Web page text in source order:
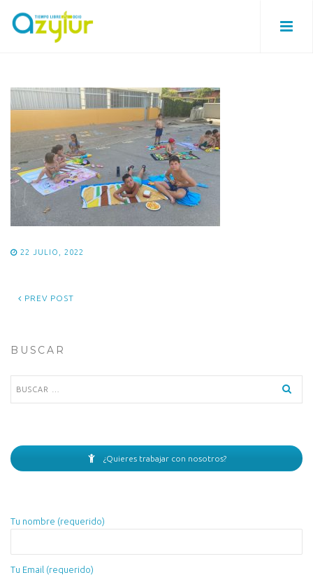
22 JULIO, 2022
PREV POST
BUSCAR
¿Quieres trabajar con nosotros?
Tu nombre (requerido)
Tu Email (requerido)